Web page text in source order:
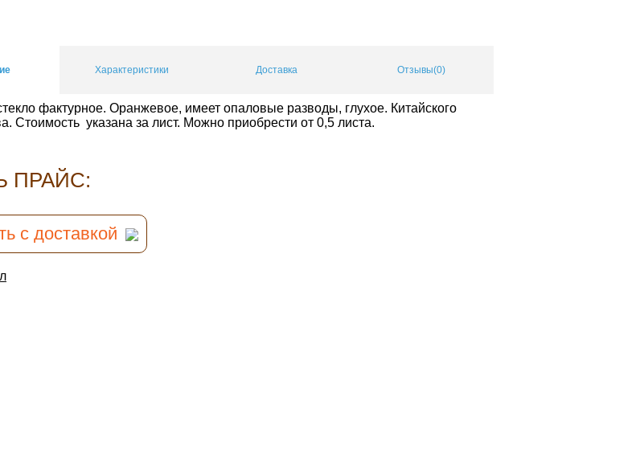
Характеристики Доставка Отзывы(0)
фактурное. Оранжевое, имеет опаловые разводы, глухое. Китайского
Стоимость указана за лист. Можно приобрести от 0,5 листа.
ПРАЙС:
с доставкой